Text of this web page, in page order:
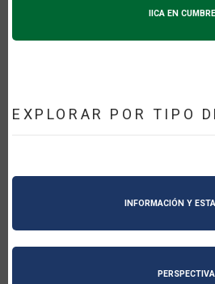
IICA EN
EXPLORAR POR TIPO
INFORMACIÓN Y